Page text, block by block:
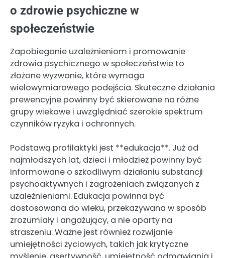
o zdrowie psychiczne w
społeczeństwie
Zapobieganie uzależnieniom i promowanie
zdrowia psychicznego w społeczeństwie to
złożone wyzwanie, które wymaga
wielowymiarowego podejścia. Skuteczne działania
prewencyjne powinny być skierowane na różne
grupy wiekowe i uwzględniać szerokie spektrum
czynników ryzyka i ochronnych.
Podstawą profilaktyki jest **edukacja**. Już od
najmłodszych lat, dzieci i młodzież powinny być
informowane o szkodliwym działaniu substancji
psychoaktywnych i zagrożeniach związanych z
uzależnieniami. Edukacja powinna być
dostosowana do wieku, przekazywana w sposób
zrozumiały i angażujący, a nie oparty na
straszeniu. Ważne jest również rozwijanie
umiejętności życiowych, takich jak krytyczne